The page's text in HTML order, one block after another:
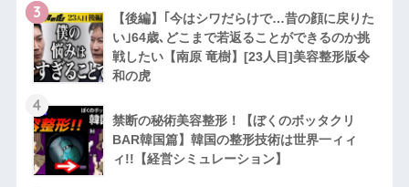
3
【後編】｢今はシワだらけで…昔の顔に戻りた
い｣64歳､どこまで若返ることができるのか挑
戦したい【南原 竜樹】[23人目]美容整形版令
和の虎
4
禁断の秘術美容整形！【ぼくのボッタクリ
BAR韓国篇】韓国の整形技術は世界一ィィ
ィ!!【経営シミュレーション】